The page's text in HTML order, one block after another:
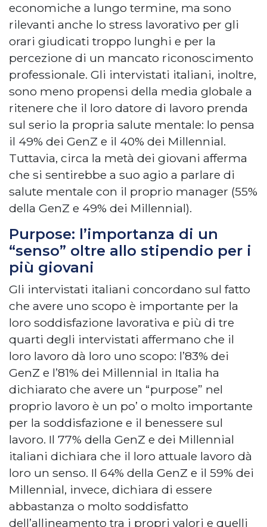
economiche a lungo termine, ma sono
rilevanti anche lo stress lavorativo per gli
orari giudicati troppo lunghi e per la
percezione di un mancato riconoscimento
professionale. Gli intervistati italiani, inoltre,
sono meno propensi della media globale a
ritenere che il loro datore di lavoro prenda
sul serio la propria salute mentale: lo pensa
il 49% dei GenZ e il 40% dei Millennial.
Tuttavia, circa la metà dei giovani afferma
che si sentirebbe a suo agio a parlare di
salute mentale con il proprio manager (55%
della GenZ e 49% dei Millennial).
Purpose: l’importanza di un
“senso” oltre allo stipendio per i
più giovani
Gli intervistati italiani concordano sul fatto
che avere uno scopo è importante per la
loro soddisfazione lavorativa e più di tre
quarti degli intervistati affermano che il
loro lavoro dà loro uno scopo: l’83% dei
GenZ e l’81% dei Millennial in Italia ha
dichiarato che avere un “purpose” nel
proprio lavoro è un po’ o molto importante
per la soddisfazione e il benessere sul
lavoro. Il 77% della GenZ e dei Millennial
italiani dichiara che il loro attuale lavoro dà
loro un senso. Il 64% della GenZ e il 59% dei
Millennial, invece, dichiara di essere
abbastanza o molto soddisfatto
dell’allineamento tra i propri valori e quelli